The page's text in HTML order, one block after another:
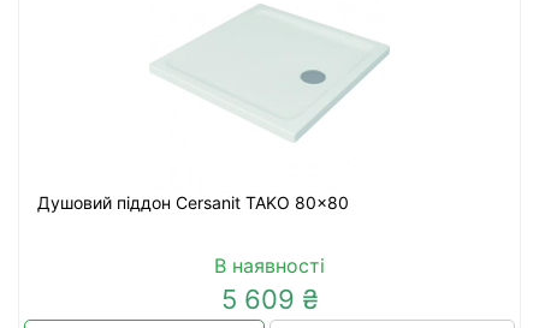
Душовий піддон Cersanit TAKO 80x80
В наявності
5 609 ₴